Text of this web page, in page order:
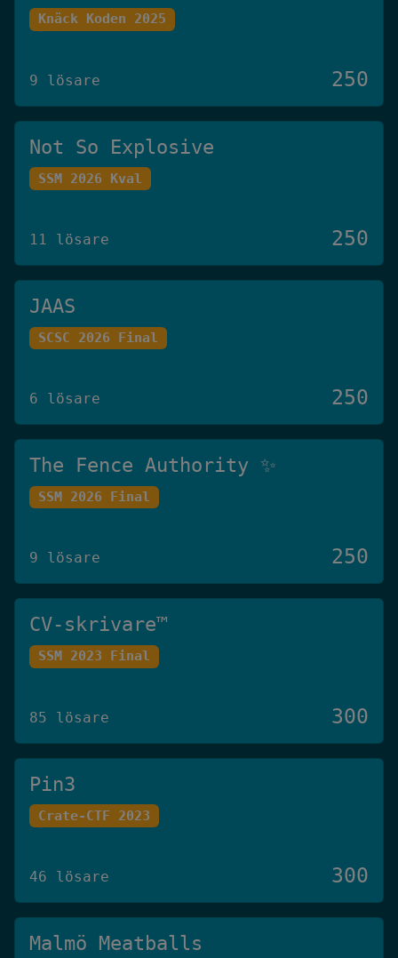
Knäck Koden 2025
9 lösare 250
Not So Explosive
SSM 2026 Kval
11 lösare 250
JAAS
SCSC 2026 Final
6 lösare 250
The Fence Authority ✨
SSM 2026 Final
9 lösare 250
CV-skrivare™️
SSM 2023 Final
85 lösare 300
Pin3
Crate-CTF 2023
46 lösare 300
Malmö Meatballs